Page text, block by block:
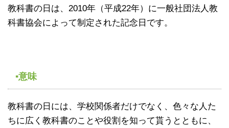
教科書の日は、2010年（平成22年）に一般社団法人教
科書協会によって制定された記念日です。
▪意味
教科書の日には、学校関係者だけでなく、色々な人た
ちに広く教科書のことや役割を知って貰うとともに、